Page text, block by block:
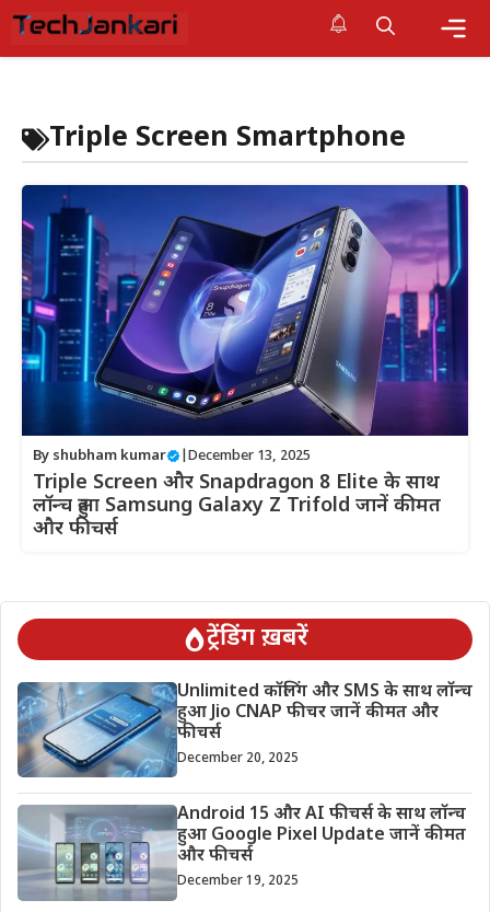
Skip
Triple Screen Smartphone
By shubham kumar December 13, 2025
Triple Screen और Snapdragon 8 Elite के साथ
लॉन्च हुआ Samsung Galaxy Z Trifold जानें कीमत
और फीचर्स
ट्रेंडिंग ख़बरें
Unlimited कॉलिंग और SMS के साथ लॉन्च
हुआ Jio CNAP फीचर जानें कीमत और
फीचर्स
December 20, 2025
Android 15 और AI फीचर्स के साथ लॉन्च
हुआ Google Pixel Update जानें कीमत
और फीचर्स
December 19, 2025